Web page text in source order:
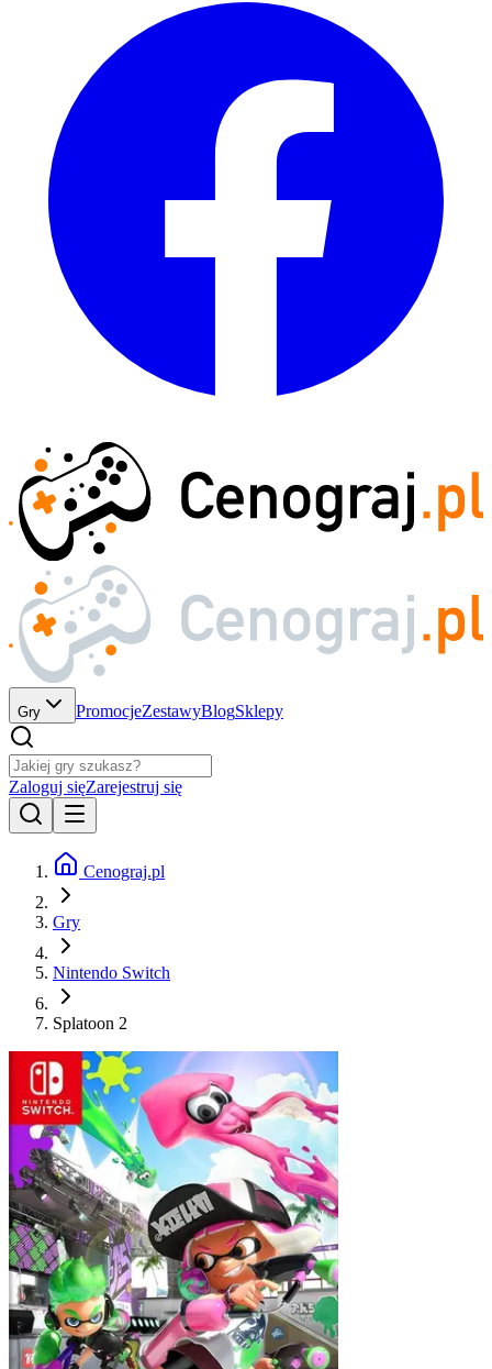
Gry PromocjeZestawyBlogSklepy
Zaloguj sięZarejestruj się
Cenograj.pl
Gry
Nintendo Switch
Splatoon 2